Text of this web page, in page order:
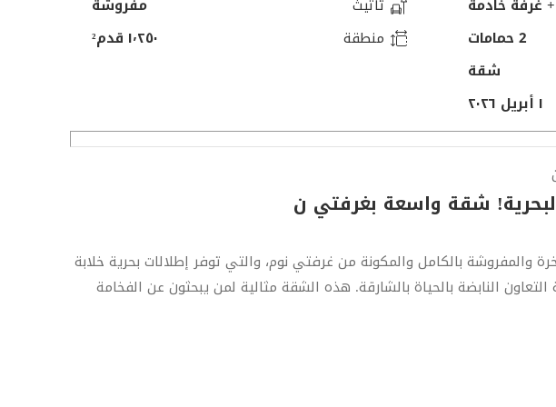
2 حمامات
شقة
١ أبريل ٢٠٢٦
تأثيث
مفروشة
منطقة
١٬٢٥٠ قدم²
شقة واسعة بغرفتي ن
والمفروشة بالكامل والمكونة من غرفتي نوم، والتي توفر إطلالات بحرية خلابة
النابضة بالحياة بالشارقة. هذه الشقة مثالية لمن يبحثون عن الفخامة